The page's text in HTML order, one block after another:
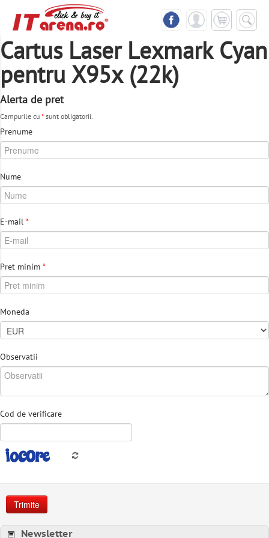
Cartus Laser Lexmark Cyan
pentru X95x (22k)
Alerta de pret
Campurile cu * sunt obligatorii.
Prenume
Nume
E-mail *
Pret minim *
Moneda
Observatii
Cod de verificare
Trimite
Newsletter